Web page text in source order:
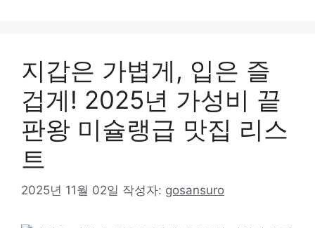
지갑은 가볍게, 입은 즐
겁게! 2025년 가성비 끝
판왕 미슐랭급 맛집 리스
트
2025년 11월 02일 작성자: gosansuro